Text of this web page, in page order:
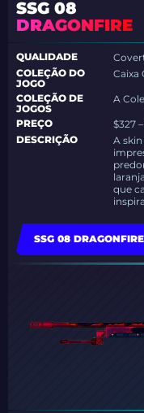
SSG 08
DRAGONFIRE
QUALIDADE
COLEÇÃO DO
JOGO
Caixa
COLEÇÃO DE
JOGOS
A
PREÇO
$327
DESCRIÇÃO
A
que
SSG 08